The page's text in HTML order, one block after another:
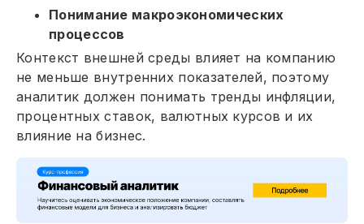
Понимание макроэкономических
процессов
Контекст внешней среды влияет на компанию
не меньше внутренних показателей, поэтому
аналитик должен понимать тренды инфляции,
процентных ставок, валютных курсов и их
влияние на бизнес.